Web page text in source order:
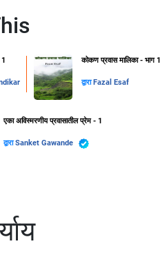
कोकण प्रवास मालिका - भाग 1
द्वारा Fazal Esaf
एका अविस्मरणीय प्रवासातील प्रेम - 1
द्वाराSanket Gawande